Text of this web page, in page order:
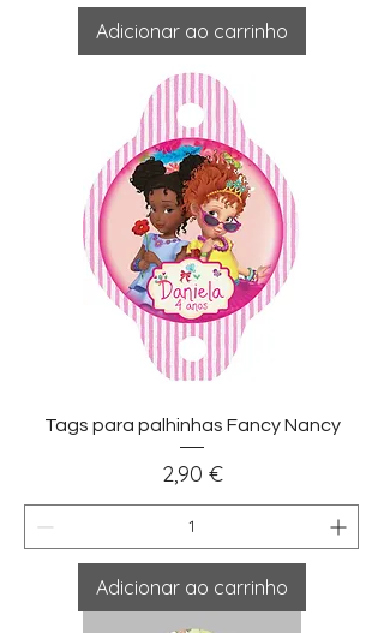
Adicionar ao carrinho
Tags para palhinhas Fancy Nancy
Preço
2,90 €
Adicionar ao carrinho